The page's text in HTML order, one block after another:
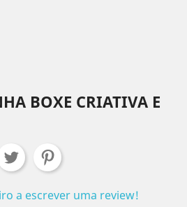
BOXE CRIATIVA E
a escrever uma review!